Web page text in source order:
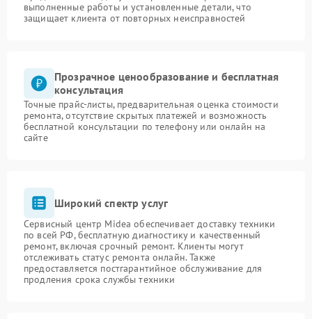
выполненные работы и установленные детали, что
защищает клиента от повторных неисправностей
Прозрачное ценообразование и бесплатная
консультация
Точные прайс-листы, предварительная оценка стоимости
ремонта, отсутствие скрытых платежей и возможность
бесплатной консультации по телефону или онлайн на
сайте
Широкий спектр услуг
Сервисный центр Midea обеспечивает доставку техники
по всей РФ, бесплатную диагностику и качественный
ремонт, включая срочный ремонт. Клиенты могут
отслеживать статус ремонта онлайн. Также
предоставляется постгарантийное обслуживание для
продления срока службы техники